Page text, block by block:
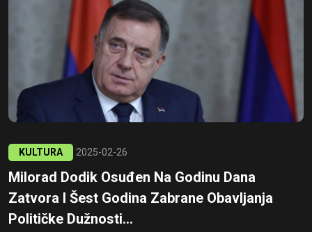
KULTURA 2025-02-26
Milorad Dodik Osuđen Na Godinu Dana
Zatvora I Šest Godina Zabrane Obavljanja
Političke Dužnosti...